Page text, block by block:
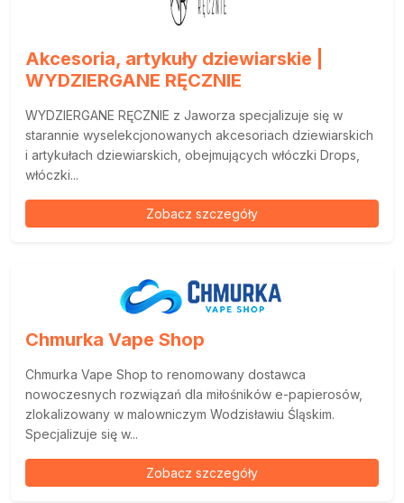
Akcesoria, artykuły dziewiarskie |
WYDZIERGANE RĘCZNIE
WYDZIERGANE RĘCZNIE z Jaworza specjalizuje się w
starannie wyselekcjonowanych akcesoriach dziewiarskich
i artykułach dziewiarskich, obejmujących włóczki Drops,
włóczki...
Zobacz szczegóły
Chmurka Vape Shop
Chmurka Vape Shop to renomowany dostawca
nowoczesnych rozwiązań dla miłośników e-papierosów,
zlokalizowany w malowniczym Wodzisławiu Śląskim.
Specjalizuje się w...
Zobacz szczegóły